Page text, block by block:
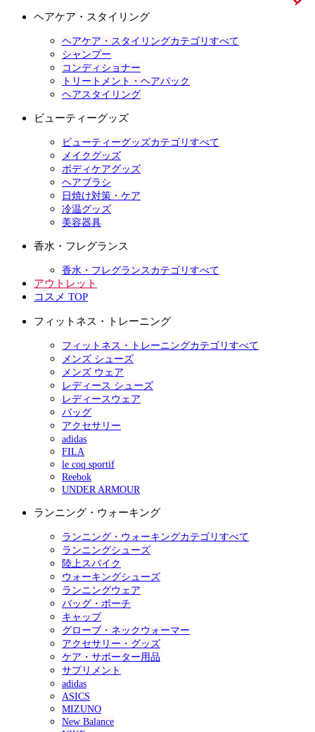
ヘアケア・スタイリング
ヘアケア・スタイリングカテゴリすべて
シャンプー
コンディショナー
トリートメント・ヘアパック
ヘアスタイリング
ビューティーグッズ
ビューティーグッズカテゴリすべて
メイクグッズ
ボディケアグッズ
ヘアブラシ
日焼け対策・ケア
冷温グッズ
美容器具
香水・フレグランス
香水・フレグランスカテゴリすべて
アウトレット
コスメ TOP
フィットネス・トレーニング
フィットネス・トレーニングカテゴリすべて
メンズ シューズ
メンズ ウェア
レディース シューズ
レディースウェア
バッグ
アクセサリー
adidas
FILA
le coq sportif
Reebok
UNDER ARMOUR
ランニング・ウォーキング
ランニング・ウォーキングカテゴリすべて
ランニングシューズ
陸上スパイク
ウォーキングシューズ
ランニングウェア
バッグ・ポーチ
キャップ
グローブ・ネックウォーマー
アクセサリー・グッズ
ケア・サポーター用品
サプリメント
adidas
ASICS
MIZUNO
New Balance